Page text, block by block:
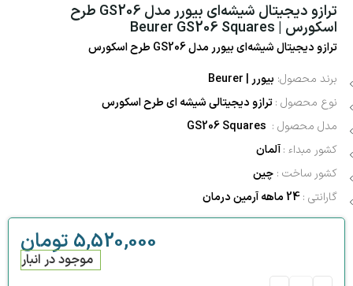
ترازو دیجیتال شیشه‌ای بیورر مدل GS206 طرح
اسکورس | Beurer GS206 Squares
ترازو دیجیتال شیشه‌ای بیورر مدل GS206 طرح اسکورس
برند محصول: بیورر | Beurer
نوع محصول :ترازو دیجیتالی شیشه ای طرح اسکورس
مدل محصول :
کشور مبداء :آلمان
کشور ساخت : چین
گارانتی :
5,520,000 تومان
موجود در انبار